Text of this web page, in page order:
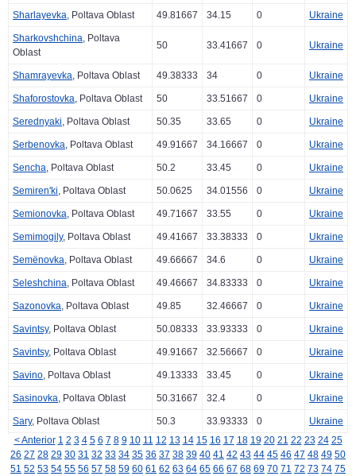
Sharlayevka, Poltava Oblast 49.81667 34.15 0 Ukraine
Sharkovshchina, Poltava
Oblast
50 33.41667 0 Ukraine
Shamrayevka, Poltava Oblast 49.38333 34 0 Ukraine
Shaforostovka, Poltava Oblast 50 33.51667 0 Ukraine
Serednyaki, Poltava Oblast 50.35 33.65 0 Ukraine
Serbenovka, Poltava Oblast 49.91667 34.16667 0 Ukraine
Sencha, Poltava Oblast 50.2 33.45 0 Ukraine
Semiren'ki, Poltava Oblast 50.0625 34.01556 0 Ukraine
Semionovka, Poltava Oblast 49.71667 33.55 0 Ukraine
Semimogily, Poltava Oblast 49.41667 33.38333 0 Ukraine
Semënovka, Poltava Oblast 49.66667 34.6 0 Ukraine
Seleshchina, Poltava Oblast 49.46667 34.83333 0 Ukraine
Sazonovka, Poltava Oblast 49.85 32.46667 0 Ukraine
Savintsy, Poltava Oblast 50.08333 33.93333 0 Ukraine
Savintsy, Poltava Oblast 49.91667 32.56667 0 Ukraine
Savino, Poltava Oblast 49.13333 33.45 0 Ukraine
Sasinovka, Poltava Oblast 50.31667 32.4 0 Ukraine
Sary, Poltava Oblast 50.3 33.93333 0
Ukraine
< Anterior 1 2 3 4 5 6 7 8 9 10 11 12 13 14 15 16 17 18 19 20 21 22 23 24 25
26 27 28 29 30 31 32 33 34 35 36 37 38 39 40 41 42 43 44 45 46 47 48 49 50
51 52 53 54 55 56 57 58 59 60 61 62 63 64 65 66 67 68 69 70 71 72 73 74 75